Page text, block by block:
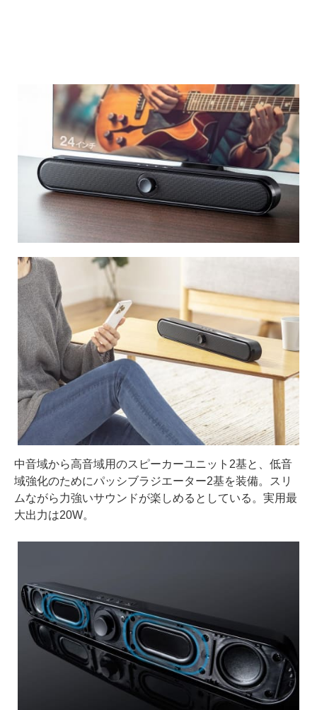
中音域から高音域用のスピーカーユニット2基と、低音
域強化のためにパッシブラジエーター2基を装備。スリ
ムながら力強いサウンドが楽しめるとしている。実用最
大出力は20W。